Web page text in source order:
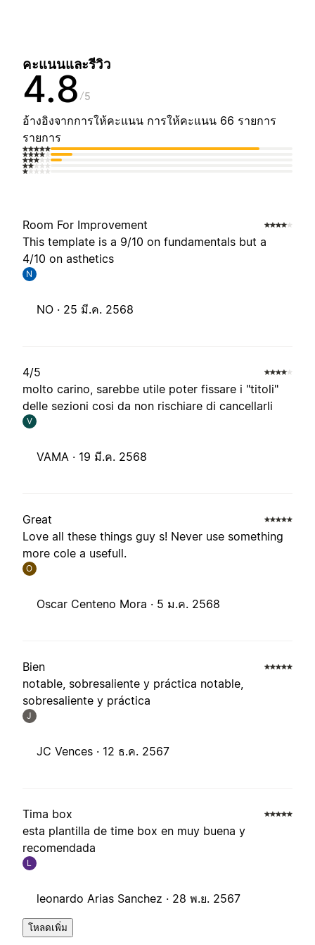
คะแนนและรีวิว
4.8 5
อ้างอิงจากการให้คะแนน การให้คะแนน 66 รายการ
รายการ
Room For Improvement
This template is a 9/10 on fundamentals but a
4/10 on asthetics
N
NO · 25 มี.ค. 2568
4/5
molto carino, sarebbe utile poter fissare i "titoli"
delle sezioni cosi da non rischiare di cancellarli
V
VAMA · 19 มี.ค. 2568
Great
Love all these things guy s! Never use something
more cole a usefull.
O
Oscar Centeno Mora · 5 ม.ค. 2568
Bien
notable, sobresaliente y práctica notable,
sobresaliente y práctica
J
JC Vences · 12 ธ.ค. 2567
Tima box
esta plantilla de time box en muy buena y
recomendada
L
leonardo Arias Sanchez · 28 พ.ย. 2567
โหลดเพิ่ม